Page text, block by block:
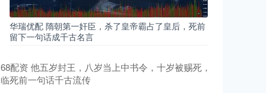
华瑞优配 隋朝第一奸臣，杀了皇帝霸占了皇后，死前
留下一句话成千古名言
68配资 他五岁封王，八岁当上中书令，十岁被赐死，
临死前一句话千古流传